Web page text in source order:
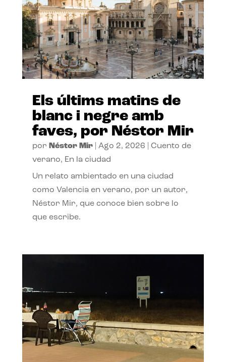
Els últims matins de
blanc i negre amb
faves, por Néstor Mir
por Néstor Mir| Ago 2, 2026
Cuento de
verano, En la ciudad
Un relato ambientado en una ciudad
como Valencia en verano, por un autor,
Néstor Mir, que conoce bien sobre lo
que escribe.